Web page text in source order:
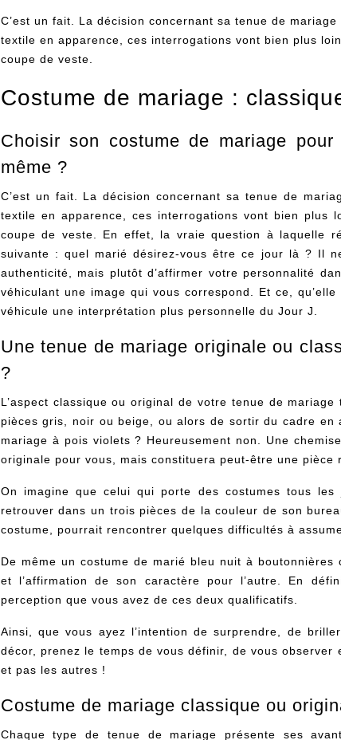
C’est un fait. La décision concernant sa tenue de
textile en apparence, ces interrogations vont bien plus
coupe de veste.
Costume de mariage :
Choisir son costume de mariage
même ?
C’est un fait. La décision concernant sa tenue de
textile en apparence, ces interrogations vont bien plus
coupe de veste. En effet, la vraie question à laquelle
suivante : quel marié désirez-vous être ce jour là ? Il
authenticité, mais plutôt d’affirmer votre personnalité
véhiculant une image qui vous correspond. Et ce,
véhicule une interprétation plus personnelle du Jour J.
Une tenue de mariage originale ou
?
L’aspect classique ou original de votre tenue de
pièces gris, noir ou beige, ou alors de sortir du cadre
mariage à pois violets ? Heureusement non. Une
originale pour vous, mais constituera peut-être une pièce
On imagine que celui qui porte des costumes tous
retrouver dans un trois pièces de la couleur de son
costume, pourrait rencontrer quelques difficultés à
De même un costume de marié bleu nuit à boutonnières
et l’affirmation de son caractère pour l’autre. En
perception que vous avez de ces deux qualificatifs.
Ainsi, que vous ayez l’intention de surprendre, de
décor, prenez le temps de vous définir, de vous
et pas les autres !
Costume de mariage classique ou
Chaque type de tenue de mariage présente ses